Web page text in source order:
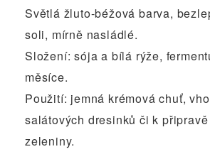
Světlá žluto-béžová barva,
soli, mírně nasládlé.
Složení: sója a bílá rýže,
měsíce.
Použití: jemná krémová chuť,
salátových dresinků či k
zeleniny.